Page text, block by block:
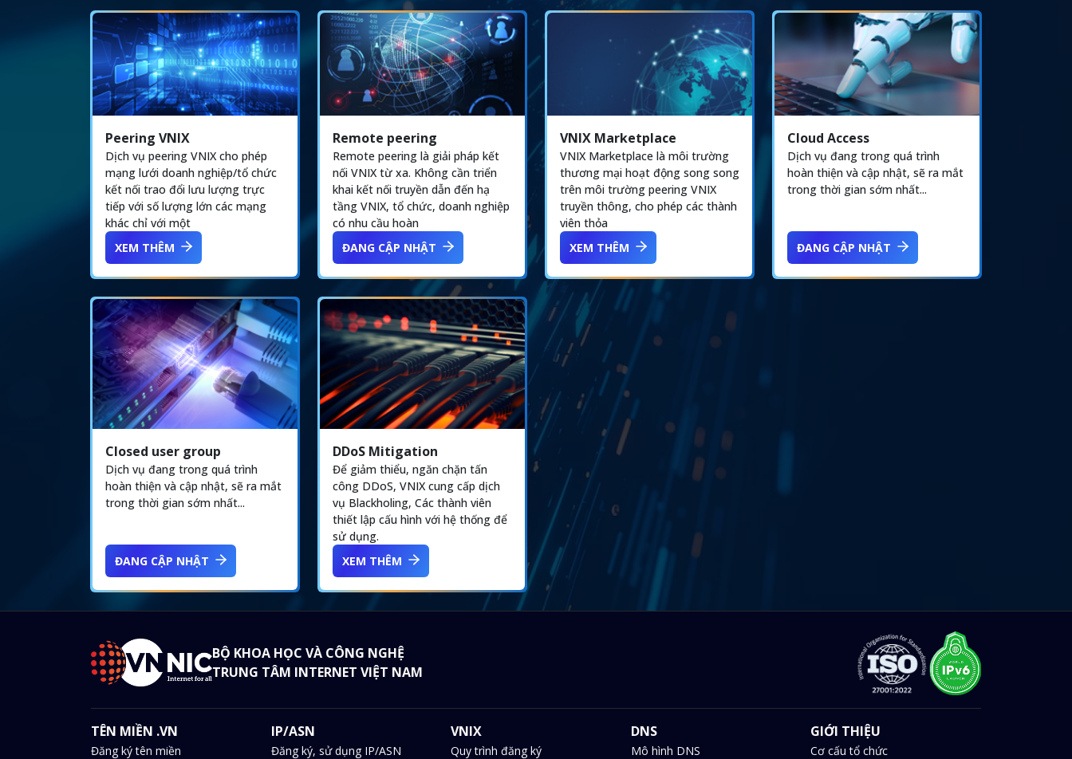
Peering VNIX
Dịch vụ peering VNIX cho phép
mạng lưới doanh nghiệp/tổ chức
kết nối trao đổi lưu lượng trực
tiếp với số lượng lớn các mạng
khác chỉ với một
XEM THÊM
Remote peering
Remote peering là giải pháp kết
nối VNIX từ xa. Không cần triển
khai kết nối truyền dẫn đến hạ
tầng VNIX, tổ chức, doanh nghiệp
có nhu cầu hoàn
ĐANG CẬP NHẬT
VNIX Marketplace
VNIX Marketplace là môi trường
thương mại hoạt động song song
trên môi trường peering VNIX
truyền thông, cho phép các thành
viên thỏa
XEM THÊM
Cloud Access
Dịch vụ đang trong quá trình
hoàn thiện và cập nhật, sẽ ra mắt
trong thời gian sớm nhất...
ĐANG CẬP NHẬT
Closed user group
Dịch vụ đang trong quá trình
hoàn thiện và cập nhật, sẽ ra mắt
trong thời gian sớm nhất...
ĐANG CẬP NHẬT
DDoS Mitigation
Để giảm thiểu, ngăn chặn tấn
công DDoS, VNIX cung cấp dịch
vụ Blackholing, Các thành viên
thiết lập cấu hình với hệ thống để
sử dụng.
XEM THÊM
BỘ KHOA HỌC VÀ CÔNG NGHỆ
TRUNG TÂM INTERNET VIỆT NAM
TÊN MIỀN .VN
Đăng ký tên miền
IP/ASN
Đăng ký, sử dụng IP/ASN
VNIX
Quy trình đăng ký
DNS
Mô hình DNS
GIỚI THIỆU
Cơ cấu tổ chức